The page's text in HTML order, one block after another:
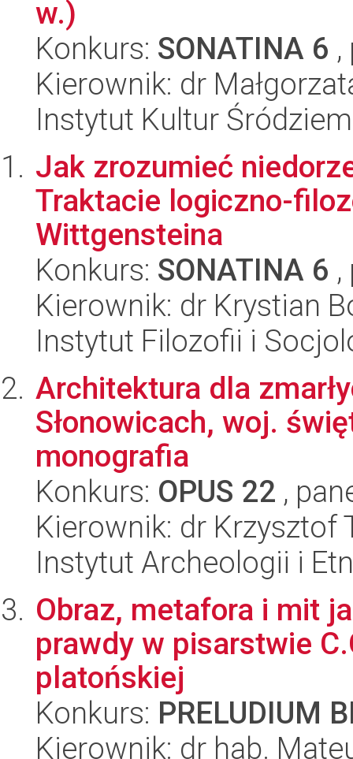
w.)
Konkurs: SONATINA 6
Kierownik: dr
Instytut Kultur
Jak zrozumieć
Traktacie logiczno-
Wittgensteina
Konkurs: SONATINA 6
Kierownik: dr Krystian
Instytut Filozofii i
Architektura dla
Słonowicach, woj.
monografia
Konkurs: OPUS 22 ,
Kierownik: dr Krzysztof
Instytut Archeologii i
Obraz, metafora i mit
prawdy w pisarstwie
platońskiej
Konkurs: PRELUDIUM
Kierownik: dr hab.